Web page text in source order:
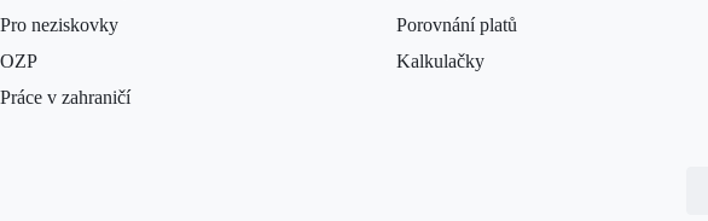
Pro neziskovky
OZP
Práce v zahraničí
Porovnání platů
Kalkulačky